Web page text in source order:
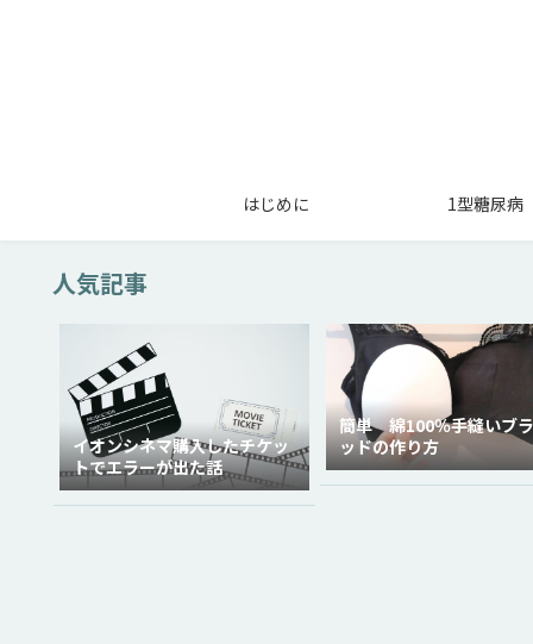
はじめに 1型糖尿病
人気記事
イオンシネマ購入したチケッ
トでエラーが出た話
簡単 綿100％手縫いブ
ッドの作り方